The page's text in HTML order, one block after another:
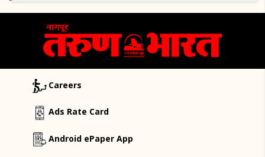
Careers
Ads Rate Card
Android ePaper App